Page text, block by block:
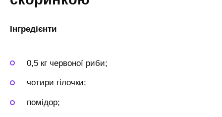
Інгредієнти
0,5 кг червоної риби;
чотири гілочки;
помідор;